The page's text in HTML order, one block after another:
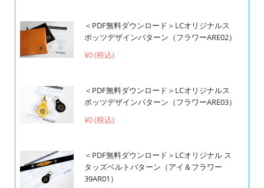
＜PDF無料ダウンロード＞LCオリジナルス
ポッツデザインパターン（フラワーARE02）
¥0 (税込)
＜PDF無料ダウンロード＞LCオリジナルス
ポッツデザインパターン（フラワーARE03）
¥0 (税込)
＜PDF無料ダウンロード＞LCオリジナル ス
タッズベルトパターン（アイ＆フラワー
39AR01）